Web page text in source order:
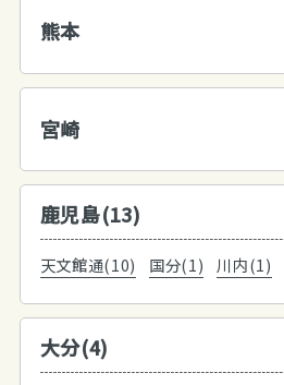
熊本
宮崎
鹿児島(13)
天文館通(10) 国分(1) 川内(1)
大分(4)